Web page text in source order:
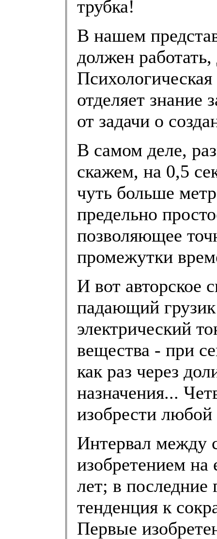
трубка!
В нашем
должен
отделяет знание
от задачи о
В самом деле,
скажем, на 0,5
чуть больше
предельно
позволяющее
промежутки
И вот авторское
падающий
электрический
вещества - при
как раз через
назначения...
изобрести любой
Интервал между
изобретением на
лет; в последние
тенденция к
Первые